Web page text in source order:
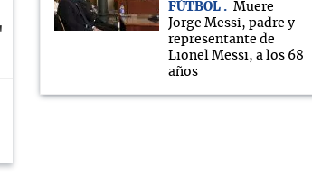
FÚTBOL
Muere
Jorge Messi, padre y
representante de
Lionel Messi, a los 68
años